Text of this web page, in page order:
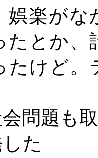
娯楽がな
たとか、
たけど。
問題も
た